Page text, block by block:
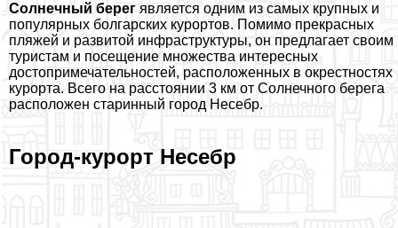
Солнечный берег является одним из самых крупных и
популярных болгарских курортов. Помимо прекрасных
пляжей и развитой инфраструктуры, он предлагает своим
туристам и посещение множества интересных
достопримечательностей, расположенных в окрестностях
курорта. Всего на расстоянии 3 км от Солнечного берега
расположен старинный город Несебр.
Город-курорт Несебр